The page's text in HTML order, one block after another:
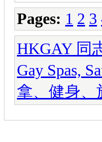
Pages: 1 2 3
HKGAY 同
Gay Spas,
拿、健身、